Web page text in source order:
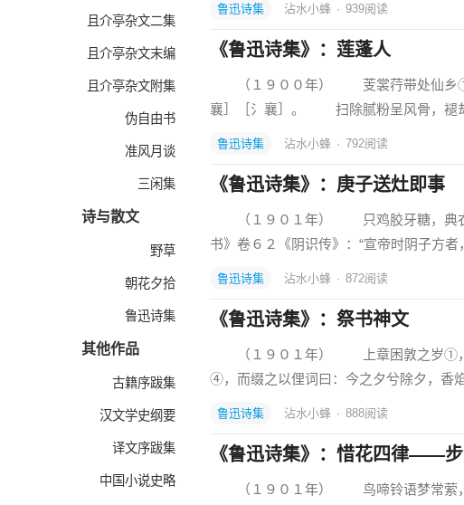
且介亭杂文二集
且介亭杂文末编
且介亭杂文附集
伪自由书
准风月谈
三闲集
诗与散文
野草
朝花夕拾
鲁迅诗集
其他作品
古籍序跋集
汉文学史纲要
译文序跋集
中国小说史略
鲁迅诗集 沾水小蜂 · 939阅读
《鲁迅诗集》：莲蓬人
（１９００年） 芰裳荇带处仙乡①
襄］［氵襄］。 扫除腻粉呈风骨，
鲁迅诗集 沾水小蜂 · 792阅读
《鲁迅诗集》：庚子送灶即事
（１９０１年） 只鸡胶牙糖，典
书》卷６２《阴识传》：“宣帝时阴子方
鲁迅诗集 沾水小蜂 · 872阅读
《鲁迅诗集》：祭书神文
（１９０１年） 上章困敦之岁①，
④，而缀之以俚词曰：今之夕兮除夕，香
鲁迅诗集 沾水小蜂 · 888阅读
《鲁迅诗集》：惜花四律——
（１９０１年） 鸟啼铃语梦常萦，